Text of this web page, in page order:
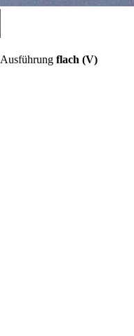
Ausführung flach (V)